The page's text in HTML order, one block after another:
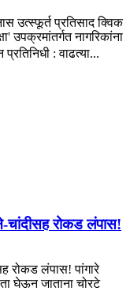
उत्स्फूर्त प्रतिसाद क्विक
उपक्रमांतर्गत नागरिकांना
: वाढत्या...
चांदीसह रोकड लंपास!
रोकड लंपास! पांगारे
घेऊन जाताना चोरटे